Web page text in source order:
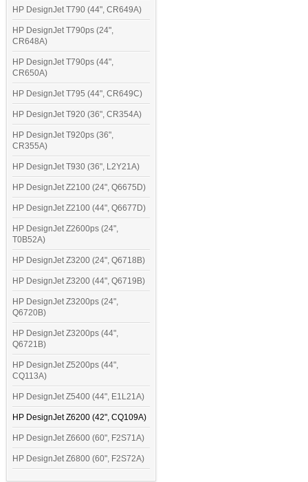
HP DesignJet T790 (44", CR649A)
HP DesignJet T790ps (24",
CR648A)
HP DesignJet T790ps (44",
CR650A)
HP DesignJet T795 (44", CR649C)
HP DesignJet T920 (36", CR354A)
HP DesignJet T920ps (36",
CR355A)
HP DesignJet T930 (36", L2Y21A)
HP DesignJet Z2100 (24", Q6675D)
HP DesignJet Z2100 (44", Q6677D)
HP DesignJet Z2600ps (24",
T0B52A)
HP DesignJet Z3200 (24", Q6718B)
HP DesignJet Z3200 (44", Q6719B)
HP DesignJet Z3200ps (24",
Q6720B)
HP DesignJet Z3200ps (44",
Q6721B)
HP DesignJet Z5200ps (44",
CQ113A)
HP DesignJet Z5400 (44", E1L21A)
HP DesignJet Z6200 (42", CQ109A)
HP DesignJet Z6600 (60", F2S71A)
HP DesignJet Z6800 (60", F2S72A)